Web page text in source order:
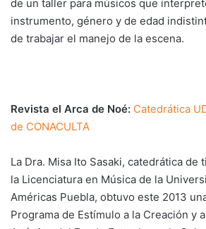
de un taller para músicos que
instrumento, género y de edad
de trabajar el manejo de la escena.
Revista el Arca de Noé: Catedrática
de CONACULTA
La Dra. Misa Ito Sasaki, catedrática de
la Licenciatura en Música de la
Américas Puebla, obtuvo este 2013
Programa de Estímulo a la Creación y